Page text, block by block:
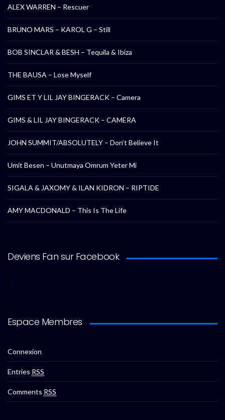
ALEX WARREN – Rescuer
BRUNO MARS – KAROL G – Still
BOB SINCLAR & BESH – Tequila & Ibiza
THE BAUSA – Lose Myself
GIMS ET Y LIL JAY BINGERACK – Camera
GIMS & LIL JAY BINGERACK – CAMERA
JOHN SUMMIT/ABSOLUTELY – Don’t Believe It
Umit Besen – Unutmaya Omrum Yeter Mi
SIGALA & JAXOMY & ILAN KIDRON – RIPTIDE
AMY MACDONALD – This Is The Life
Deviens Fan sur Facebook
Espace Membres
Connexion
Entries RSS
Comments RSS